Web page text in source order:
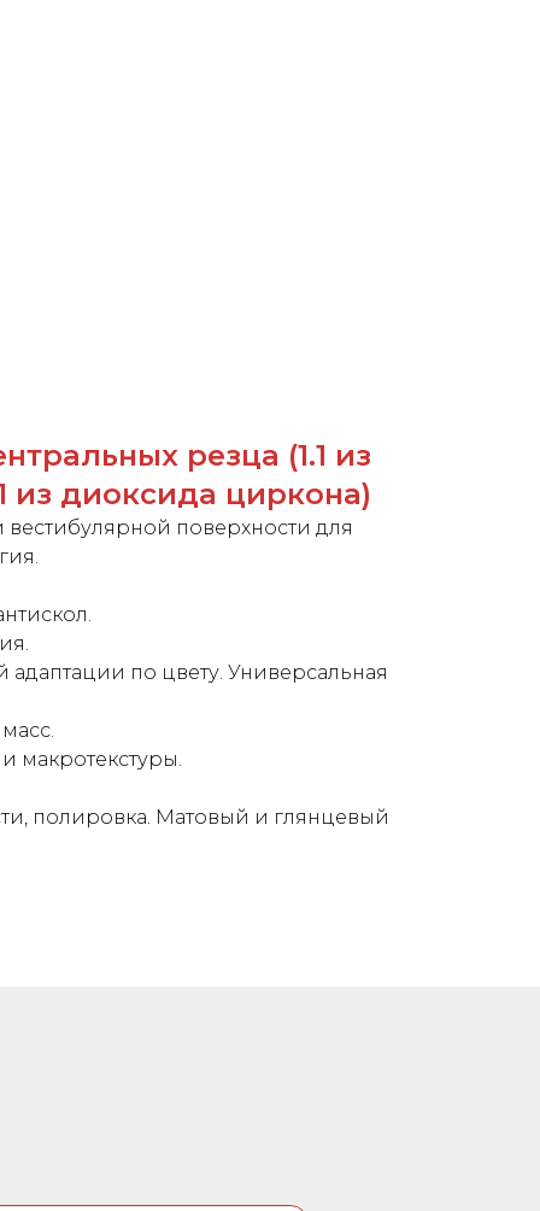
резца (1.1 из
из диоксида циркона)
поверхности для
по цвету. Универсальная
макротекстуры.
полировка. Матовый и глянцевый